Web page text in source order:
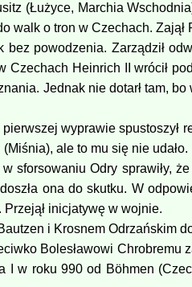
(Łużyce, Marchia
o tron w Czechach.
powodzenia. Zarządził
Czechach Heinrich II wrócił
Jednak nie dotarł tam,
wyprawie
ale to mu się nie udało.
Odry sprawiły,
ona do skutku. W
Przejął inicjatywę w wojnie.
i Krosnem Odrzańskim
Bolesławowi
w roku 990 od Böhmen